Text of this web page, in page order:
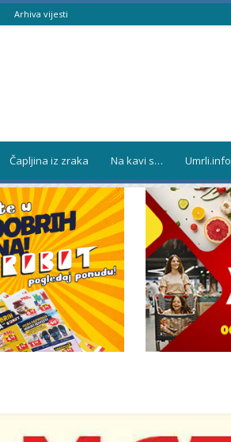
Arhiva vijesti
Čapljina iz zraka Na kavi s… Umrli.info